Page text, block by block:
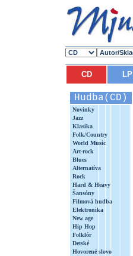
CD LP
Hudba(CD)
Novinky
Jazz
Klasika
Folk/Country
World Music
Art-rock
Blues
Alternatíva
Rock
Hard & Heavy
Šansóny
Filmová hudba
Elektronika
New age
Hip Hop
Folklór
Detské
Hovorené slovo